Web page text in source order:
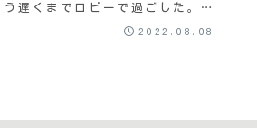
遅くまでロビーで過ごした。イ
2022.08.08